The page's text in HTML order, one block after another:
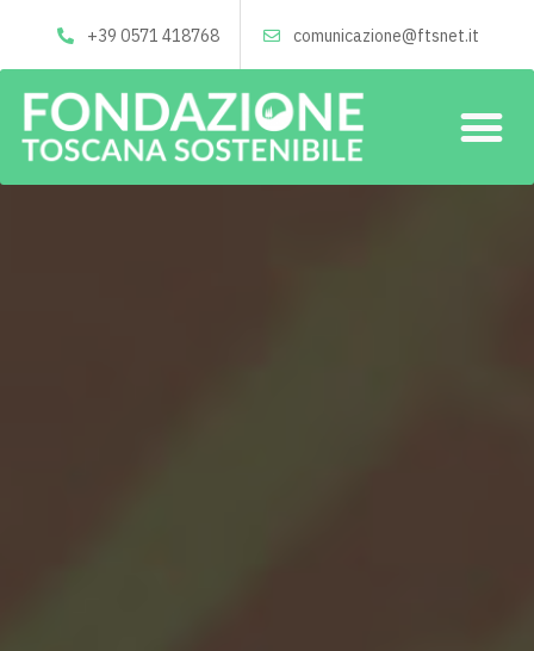
+39 0571 418768 comunicazione@ftsnet.it